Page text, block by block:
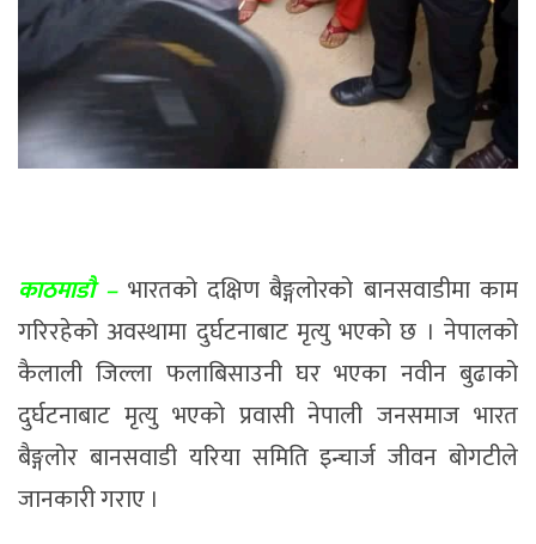
काठमाडौ –भारतको दक्षिण बैङ्गलोरको बानसवाडीमा काम
गरिरहेको अवस्थामा दुर्घटनाबाट मृत्यु भएको छ । नेपालको
कैलाली जिल्ला फलाबिसाउनी घर भएका नवीन बुढाको
दुर्घटनाबाट मृत्यु भएको प्रवासी नेपाली जनसमाज भारत
बैङ्गलोर बानसवाडी यरिया समिति इन्चार्ज जीवन बोगटीले
जानकारी गराए ।